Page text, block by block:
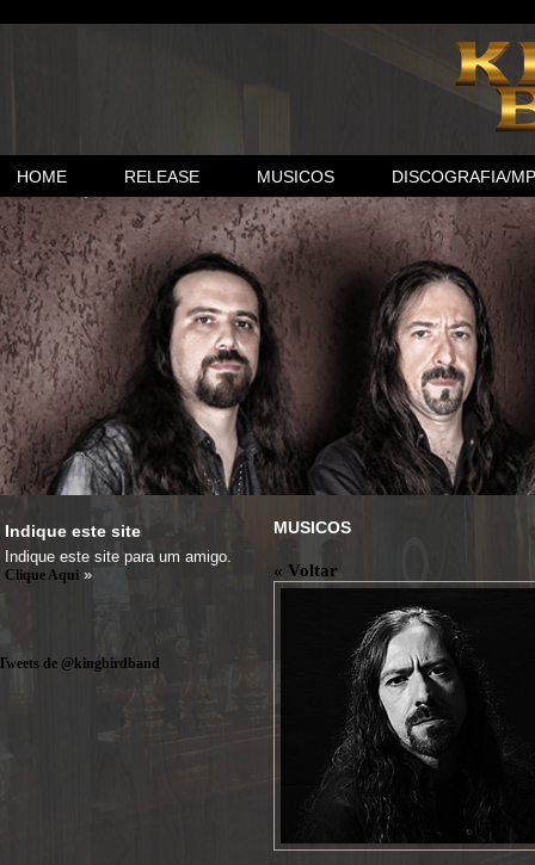
HOME RELEASE MUSICOS DISCOGRAFIA/
Indique este site
Indique este site para um amigo.
Clique Aqui »
de @kingbirdband
MUSICOS
« Voltar